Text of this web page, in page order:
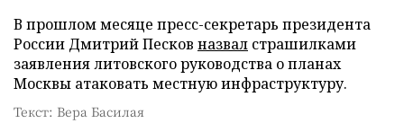
В прошлом месяце пресс-секретарь президента
России Дмитрий Песков назвал страшилками
заявления литовского руководства о планах
Москвы атаковать местную инфраструктуру.
Текст: Вера Басилая